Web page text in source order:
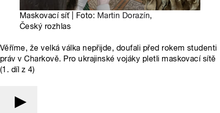
Maskovací síť | Foto: Martin Dorazín,
Český rozhlas
Věříme, že velká válka nepřijde, doufali před rokem studenti
práv v Charkově. Pro ukrajinské vojáky pletli maskovací sítě
(1. díl z 4)